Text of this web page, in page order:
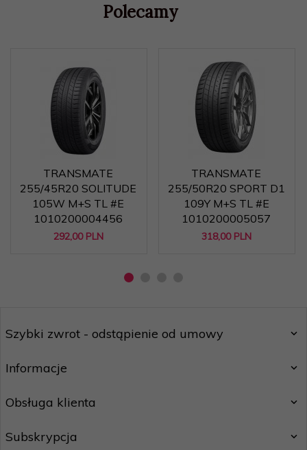
Polecamy
TRANSMATE
255/45R20 SOLITUDE
105W M+S TL #E
1010200004456
292,00 PLN
TRANSMATE
255/50R20 SPORT D1
109Y M+S TL #E
1010200005057
318,00 PLN
Szybki zwrot - odstąpienie od umowy
Informacje
Obsługa klienta
Subskrypcja